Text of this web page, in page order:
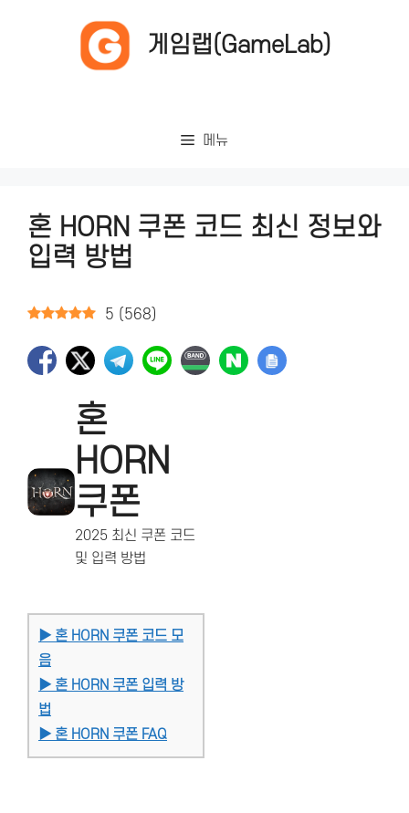
게임랩(GameLab)
메뉴
혼 HORN 쿠폰 코드 최신 정보와
입력 방법
5 ( 568)
혼
HORN
쿠폰
2025 최신 쿠폰 코드
및 입력 방법
▶ 혼 HORN 쿠폰 코드 모
음
▶ 혼 HORN 쿠폰 입력 방
법
▶ 혼 HORN 쿠폰 FAQ